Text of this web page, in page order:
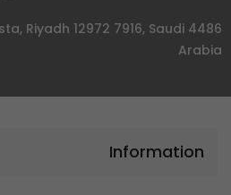
Riyadh 12972 7916, Saudi
Arabia
Information